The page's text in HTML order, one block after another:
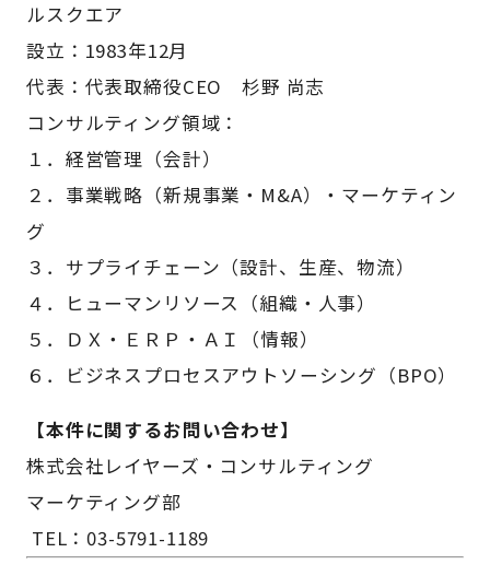
ルスクエア
設立：1983年12月
代表：代表取締役CEO 杉野 尚志
コンサルティング領域：
１．経営管理（会計）
２．事業戦略（新規事業・M&A）・マーケティン
グ
３．サプライチェーン（設計、生産、物流）
４．ヒューマンリソース（組織・人事）
５．ＤＸ・ＥＲＰ・ＡＩ（情報）
６．ビジネスプロセスアウトソーシング（BPO）
【本件に関するお問い合わせ】
株式会社レイヤーズ・コンサルティング
マーケティング部
TEL：03-5791-1189